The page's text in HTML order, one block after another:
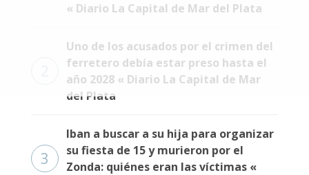
Clasificados
« Diario La Capital de Mar del Plata
Uno de los acusados por el crimen del
ferretero debía estar preso hasta el
año 2028 « Diario La Capital de Mar
del Plata
3
Iban a buscar a su hija para organizar
su fiesta de 15 y murieron por el
Zonda: quiénes eran las víctimas «